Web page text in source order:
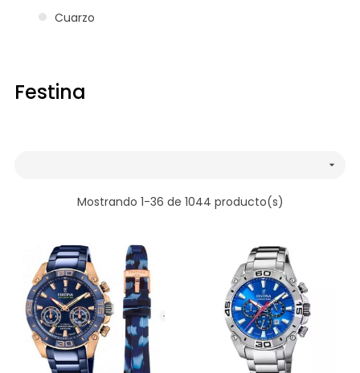
Cuarzo
Festina

Mostrando 1-36 de 1044 producto(s)